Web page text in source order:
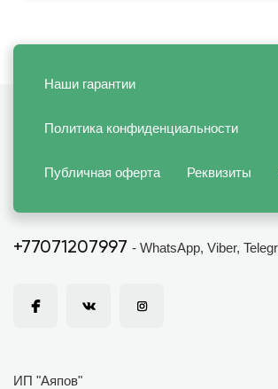
Наши гарантии
Политика конфиденциальности
Публичная оферта Реквизиты
+77071207997 - WhatsApp, Viber,
ИП "Аяпов"